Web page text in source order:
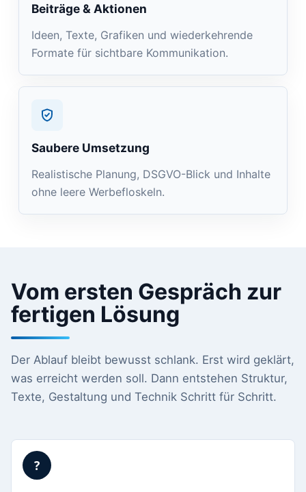
Beiträge & Aktionen
Ideen, Texte, Grafiken und wiederkehrende
Formate für sichtbare Kommunikation.
Saubere Umsetzung
Realistische Planung, DSGVO-Blick und Inhalte
ohne leere Werbefloskeln.
Vom ersten Gespräch zur
fertigen Lösung
Der Ablauf bleibt bewusst schlank. Erst wird geklärt,
was erreicht werden soll. Dann entstehen Struktur,
Texte, Gestaltung und Technik Schritt für Schritt.
?